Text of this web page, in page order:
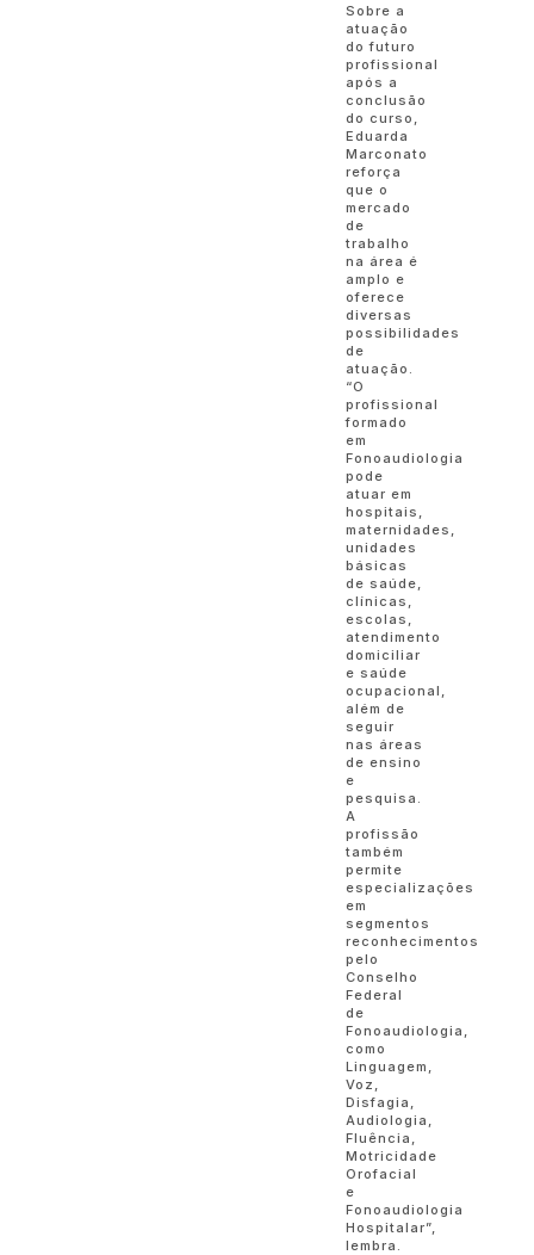
Sobre a
atuação
do futuro
profissional
após a
conclusão
do curso,
Eduarda
Marconato
reforça
que o
mercado
de
trabalho
na área é
amplo e
oferece
diversas
possibilidades
de
atuação.
“O
profissional
formado
em
Fonoaudiologia
pode
atuar em
hospitais,
maternidades,
unidades
básicas
de saúde,
clínicas,
escolas,
atendimento
domiciliar
e saúde
ocupacional,
além de
seguir
nas áreas
de ensino
e
pesquisa.
A
profissão
também
permite
especializações
em
segmentos
reconhecimentos
pelo
Conselho
Federal
de
Fonoaudiologia,
como
Linguagem,
Voz,
Disfagia,
Audiologia,
Fluência,
Motricidade
Orofacial
e
Fonoaudiologia
Hospitalar”,
lembra.